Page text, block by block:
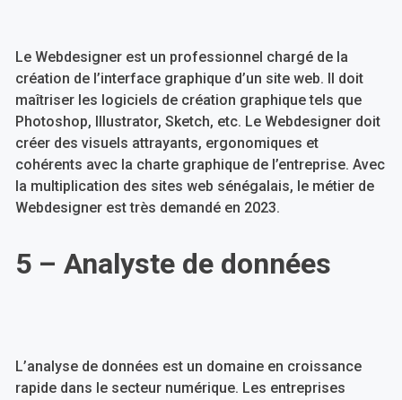
Le Webdesigner est un professionnel chargé de la
création de l’interface graphique d’un site web. Il doit
maîtriser les logiciels de création graphique tels que
Photoshop, Illustrator, Sketch, etc. Le Webdesigner doit
créer des visuels attrayants, ergonomiques et
cohérents avec la charte graphique de l’entreprise. Avec
la multiplication des sites web sénégalais, le métier de
Webdesigner est très demandé en 2023.
5 – Analyste de données
L’analyse de données est un domaine en croissance
rapide dans le secteur numérique. Les entreprises